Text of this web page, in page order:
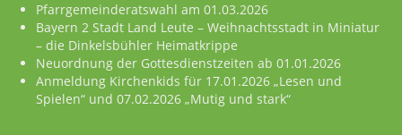
Pfarrgemeinderatswahl am 01.03.2026
Bayern 2 Stadt Land Leute – Weihnachtsstadt in Miniatur
– die Dinkelsbühler Heimatkrippe
Neuordnung der Gottesdienstzeiten ab 01.01.2026
Anmeldung Kirchenkids für 17.01.2026 „Lesen und
Spielen“ und 07.02.2026 „Mutig und stark“